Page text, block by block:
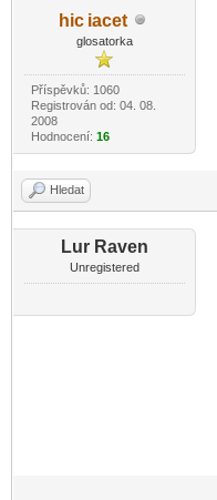
hiciacet
glosatorka
Příspěvků: 1060
Registrován od: 04. 08.
2008
Hodnocení: 16
Hledat
Lur Raven
Unregistered